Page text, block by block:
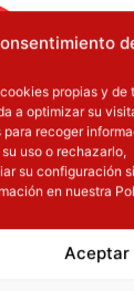
propias y de
a optimizar su
recoger
uso o rechazarlo,
su configuración
en nuestra
Aceptar